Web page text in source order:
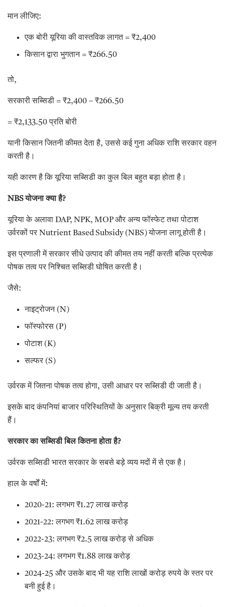
मान लीजिए:
एक बोरी यूरिया की वास्तविक लागत = ₹2,400
किसान द्वारा भुगतान = ₹266.50
तो,
सरकारी सब्सिडी = ₹2,400 – ₹266.50
= ₹2,133.50 प्रति बोरी
यानी किसान जितनी कीमत देता है, उससे कई गुना अधिक राशि सरकार वहन
करती है।
यही कारण है कि यूरिया सब्सिडी का कुल बिल बहुत बड़ा होता है।
NBS योजना क्या है?
यूरिया के अलावा DAP, NPK, MOP और अन्य फॉस्फेट तथा पोटाश
उर्वरकों पर Nutrient Based Subsidy (NBS) योजना लागू होती है।
इस प्रणाली में सरकार सीधे उत्पाद की कीमत तय नहीं करती बल्कि प्रत्येक
पोषक तत्व पर निश्चित सब्सिडी घोषित करती है।
जैसे:
नाइट्रोजन (N)
फॉस्फोरस (P)
पोटाश (K)
सल्फर (S)
उर्वरक में जितना पोषक तत्व होगा, उसी आधार पर सब्सिडी दी जाती है।
इसके बाद कंपनियां बाजार परिस्थितियों के अनुसार बिक्री मूल्य तय करती
हैं।
सरकार का सब्सिडी बिल कितना होता है?
उर्वरक सब्सिडी भारत सरकार के सबसे बड़े व्यय मदों में से एक है।
हाल के वर्षों में:
2020-21: लगभग ₹1.27 लाख करोड़
2021-22: लगभग ₹1.62 लाख करोड़
2022-23: लगभग ₹2.5 लाख करोड़ से अधिक
2023-24: लगभग ₹1.88 लाख करोड़
2024-25 और उसके बाद भी यह राशि लाखों करोड़ रुपये के स्तर पर
बनी हुई है।